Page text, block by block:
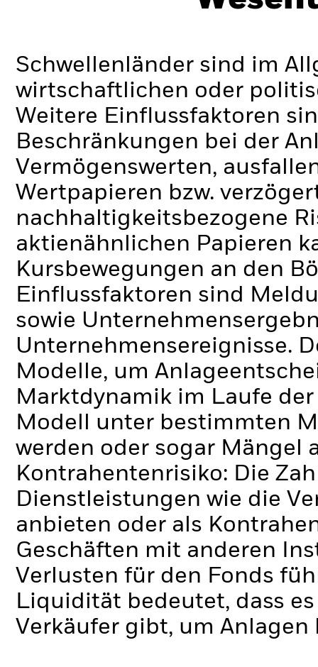
Schwellenländer sind im
wirtschaftlichen oder
Weitere Einflussfaktoren
Beschränkungen bei der
Vermögenswerten,
Wertpapieren bzw.
nachhaltigkeitsbezogene
aktienähnlichen Papieren
Kursbewegungen an den
Einflussfaktoren sind
sowie
Unternehmensereignisse.
Modelle, um
Marktdynamik im Laufe
Modell unter bestimmten
werden oder sogar Mängel
Kontrahentenrisiko: Die
Dienstleistungen wie die
anbieten oder als
Geschäften mit anderen
Verlusten für den Fonds
Liquidität bedeutet, dass
Verkäufer gibt, um